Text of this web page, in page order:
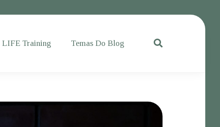
LIFE Training Temas Do Blog